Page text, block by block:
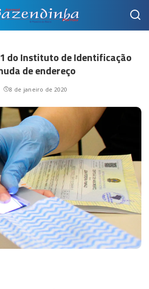
do Instituto de Identificação
de endereço
8 de janeiro de 2020